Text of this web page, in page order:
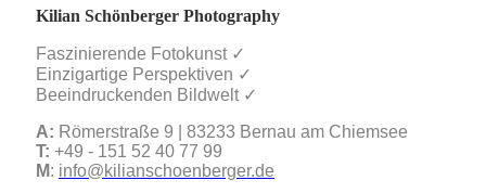
Kilian Schönberger Photography
Faszinierende Fotokunst ✓
Einzigartige Perspektiven ✓
Beeindruckenden Bildwelt ✓
A: Römerstraße 9 | 83233 Bernau am Chiemsee
T: +49 - 151 52 40 77 99
M: info@kilianschoenberger.de